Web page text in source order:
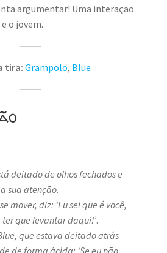
argumentar! Uma interação
o jovem.
tira: Grampolo, Blue
deitado de olhos fechados e
sua atenção.
mover, diz: ‘Eu sei que é você,
que levantar daqui!’.
que estava deitado atrás